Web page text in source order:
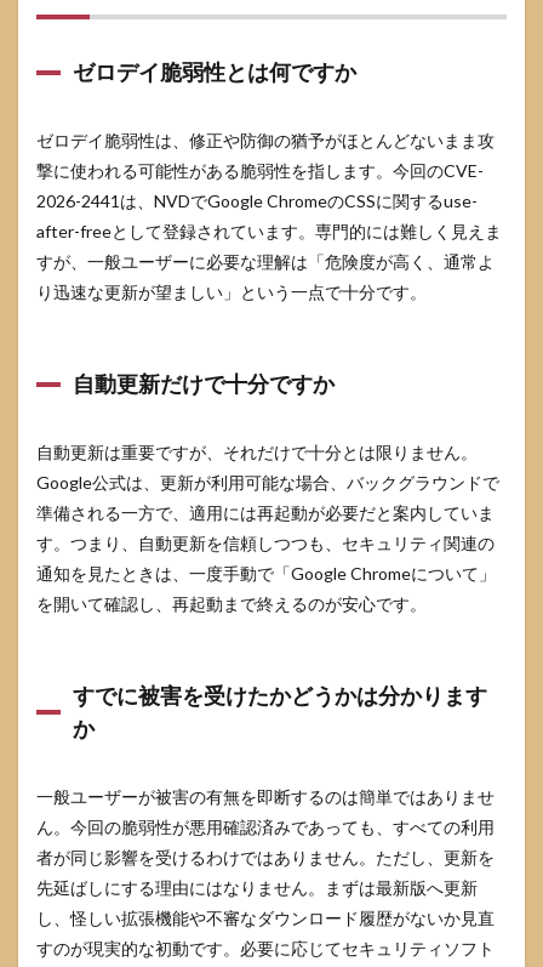
ゼロデイ脆弱性とは何ですか
ゼロデイ脆弱性は、修正や防御の猶予がほとんどないまま攻
撃に使われる可能性がある脆弱性を指します。今回のCVE-
2026-2441は、NVDでGoogle ChromeのCSSに関するuse-
after-freeとして登録されています。専門的には難しく見えま
すが、一般ユーザーに必要な理解は「危険度が高く、通常よ
り迅速な更新が望ましい」という一点で十分です。
自動更新だけで十分ですか
自動更新は重要ですが、それだけで十分とは限りません。
Google公式は、更新が利用可能な場合、バックグラウンドで
準備される一方で、適用には再起動が必要だと案内していま
す。つまり、自動更新を信頼しつつも、セキュリティ関連の
通知を見たときは、一度手動で「Google Chromeについて」
を開いて確認し、再起動まで終えるのが安心です。
すでに被害を受けたかどうかは分かります
か
一般ユーザーが被害の有無を即断するのは簡単ではありませ
ん。今回の脆弱性が悪用確認済みであっても、すべての利用
者が同じ影響を受けるわけではありません。ただし、更新を
先延ばしにする理由にはなりません。まずは最新版へ更新
し、怪しい拡張機能や不審なダウンロード履歴がないか見直
すのが現実的な初動です。必要に応じてセキュリティソフト